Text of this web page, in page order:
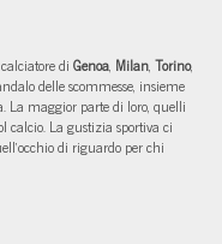
di Genoa, Milan, Torino,
delle scommesse, insieme
maggior parte di loro, quelli
calcio. La gustizia sportiva ci
di riguardo per chi